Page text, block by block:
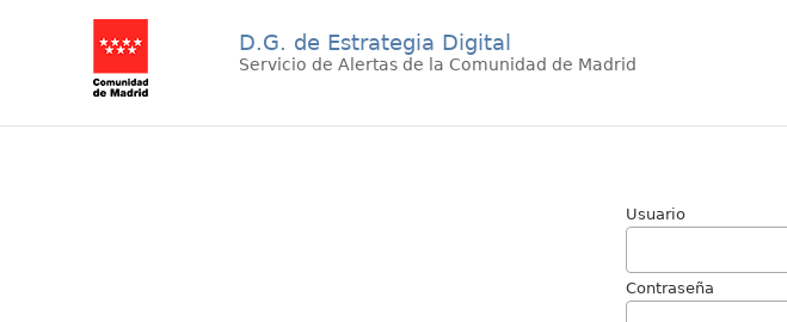
D.G. de Estrategia Digital
Servicio de Alertas de la Comunidad de Madrid
Usuario
Contraseña